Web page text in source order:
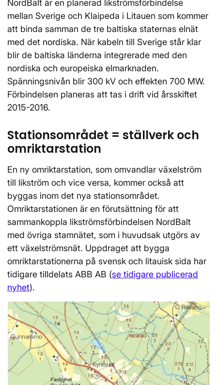
NordBalt är en planerad likströmsförbindelse
mellan Sverige och Klaipeda i Litauen som kommer
att binda samman de tre baltiska staternas elnät
med det nordiska. När kabeln till Sverige står klar
blir de baltiska länderna integrerade med den
nordiska och europeiska elmarknaden.
Spänningsnivån blir 300 kV och effekten 700 MW.
Förbindelsen planeras att tas i drift vid årsskiftet
2015-2016.
Stationsområdet = ställverk och
omriktarstation
En ny omriktarstation, som omvandlar växelström
till likström och vice versa, kommer också att
byggas inom det nya stationsområdet.
Omriktarstationen är en förutsättning för att
sammankoppla likströmsförbindelsen NordBalt
med övriga stamnätet, som i huvudsak utgörs av
ett växelströmsnät. Uppdraget att bygga
omriktarstationerna på svensk och litauisk sida har
tidigare tilldelats ABB AB (se tidigare publicerad
nyhet).